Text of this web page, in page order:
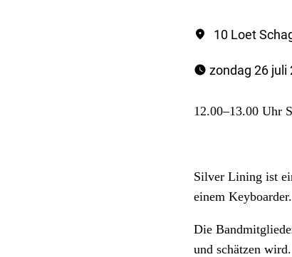
10 Loet
zondag 26 juli
12.00–13.00 Uhr
Silver Lining ist
einem Keyboarder.
Die
und schätzen wird.